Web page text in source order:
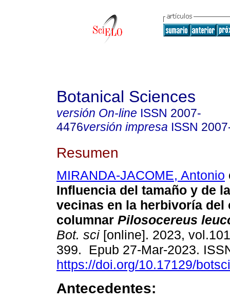
Botanical Sciences
versión On-line ISSN 2007-
4476versión impresa ISSN
Resumen
MIRANDA-JACOME, Antonio
Influencia del tamaño y de
vecinas en la herbivoría del
columnar Pilosocereus
Bot. sci [online]. 2023,
399. Epub 27-Mar-2023.
https://doi.org/10.17129/
Antecedentes: